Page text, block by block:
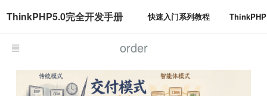
ThinkPHP5.0完全开发手册 快速入门系列教程
order